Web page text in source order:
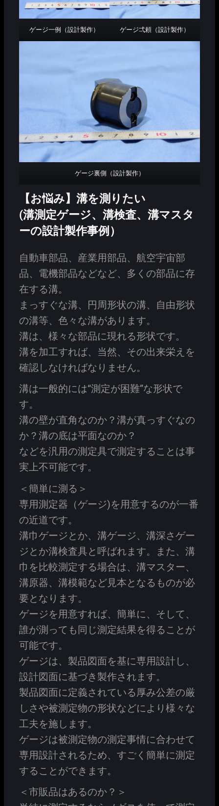
ゲージ一例（設計製作） ゲージ弌頼（設計製作）
ゲージ裏側（設計製作）
【お悩み】溝を測りたい
(溝測定ゲージ、溝検査、溝マスタ
ーの設計製作事例）
自動車部品、産業用部品、航空宇宙部
品、電機部品などなど、多くの部品に存
在する溝。
まっすぐな溝、円周形状の溝、自由形状
の溝等、色々な溝があります。
溝は、様々な部品に現れる形状です。
溝を加工すれば、当然、その出来栄えを
確認しなければなりません。
溝は一般的には“測定が困難”な形状で
す。
溝の壁が直角なのか？溝が真っすぐなの
か？溝の底は平面なのか？
などを汎用の測定具で測定することは事
実上不可能です。
＜簡単に測る＞
専用測定器（ゲージ)を用意するのが一番
の近道です。
溝巾ゲージとか、溝ゲージ、溝深さゲー
ジとか溝検査具と呼ばれます。また、溝
巾を比較測定する場合は、溝マスター、
溝原器、溝模範など見本となるものが必
要となります。
ゲージを用意すれば、簡単に、そして、
誰が測っても同じ測定結果を得ることが
可能です。
ゲージは、製品図面を基に専用設計し、
設計図面に基づき製作されます。
製品図面に定義されている厚み公差の厳
しさや被測定物の形状などにより様々な
工夫を施します。
ゲージは被測定物の測定事情に合わせて
専用設計されるため、すごく簡単に測定
することができます。
＜市販品はあるのか？＞